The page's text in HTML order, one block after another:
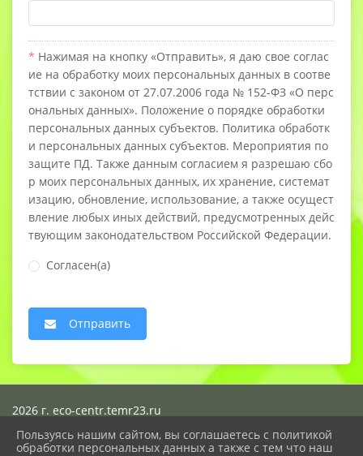
Нажимая на кнопку «Отправить», я даю свое соглас
ие на обработку моих персональных данных в соотве
тствии с законом от 27.07.2006 года № 152-ФЗ «О перс
ональных данных». Положение о порядке обработки
персональных данных субъектов. Политика обработк
и персональных данных субъектов. Мероприятия по
защите ПД. Также данным согласием я разрешаю сбо
р моих персональных данных, их хранение, системат
изацию, обновление, использование, а также осущест
вление любых иных действий, предусмотренных дейс
твующим законодательством Российской Федерации.
Согласен(а)
Отправить
2026 г. eco-centr.temr23.ru
Карта сайта
Политика обработки персональных данных
Пользуясь нашим сайтом, вы соглашаетесь с политикой
обработки персональных данных а также с тем что наш